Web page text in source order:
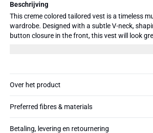
Beschrijving
This creme colored tailored vest is a timeless
wardrobe. Designed with a subtle V-neck,
button closure in the front, this vest will look
and is perfect to wear with both jeans, our
Over het product
Preferred fibres & materials
Betaling, levering en retournering